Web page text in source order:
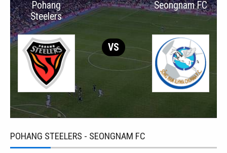
Pohang
Steelers
Seongnam FC
VS
POHANG STEELERS - SEONGNAM FC